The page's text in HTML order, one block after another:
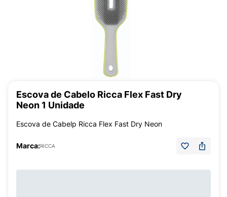
Escova de Cabelo Ricca Flex Fast Dry
Neon 1 Unidade
Escova de Cabelp Ricca Flex Fast Dry Neon
Marca:RICCA